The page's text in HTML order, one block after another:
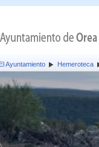
El Ayuntamiento Hemeroteca